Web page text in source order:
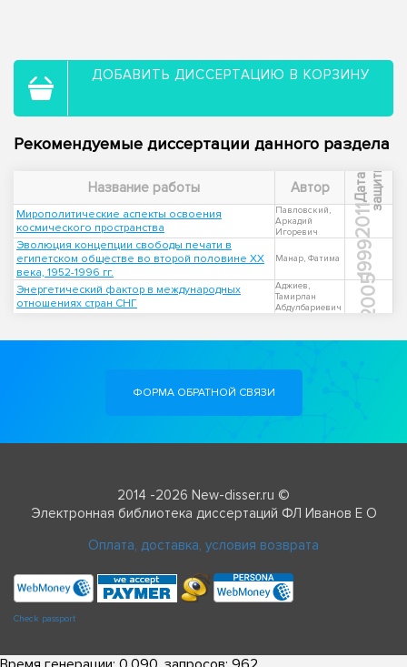
ДОБАВИТЬ ДИССЕРТАЦИЮ В КОРЗИНУ
Рекомендуемые диссертации данного раздела
Название работы Автор Д
а
т
а
з
а
щ
и
т ы
Мирополитические аспекты освоения
космического пространства
Павловский,
Аркадий
Игоревич
2011
Эволюция концепции свободы печати в
египетском обществе во второй половине XX
века, 1952-1996 гг.
Манар, Фатима 1999
Энергетический фактор в международных
отношениях стран СНГ
Аджиев,
Тамирлан
Абдулбариевич
2005
ФОРМА ОБРАТНОЙ СВЯЗИ
2014 -2026 New-disser.ru ©
Электронная библиотека диссертаций ФЛ Иванов Е О
Оплата, доставка, условия возврата
Check passport